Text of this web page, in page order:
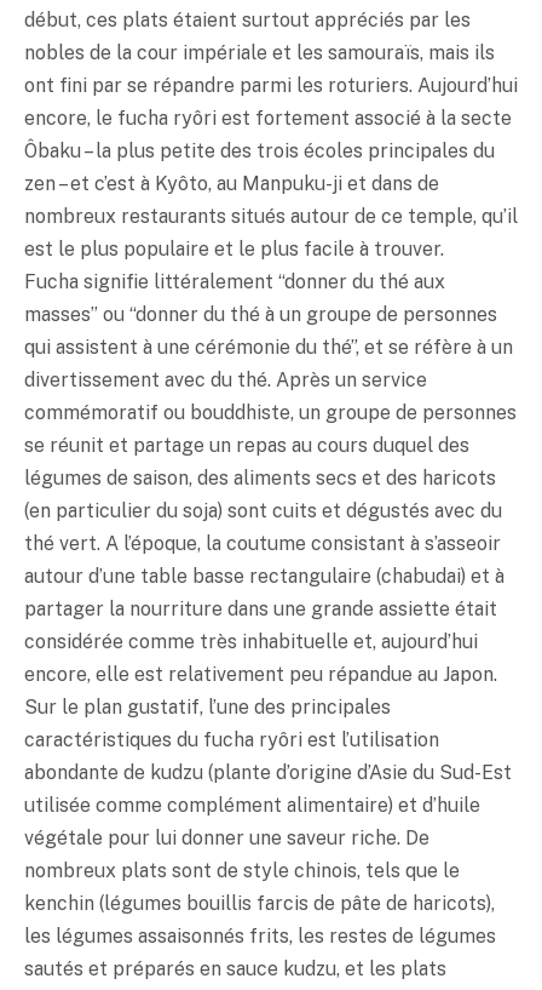
début, ces plats étaient surtout appréciés par les
nobles de la cour impériale et les samouraïs, mais ils
ont fini par se répandre parmi les roturiers. Aujourd’hui
encore, le fucha ryôri est fortement associé à la secte
Ôbaku – la plus petite des trois écoles principales du
zen – et c’est à Kyôto, au Manpuku-ji et dans de
nombreux restaurants situés autour de ce temple, qu’il
est le plus populaire et le plus facile à trouver.
Fucha signifie littéralement “donner du thé aux
masses” ou “donner du thé à un groupe de personnes
qui assistent à une cérémonie du thé”, et se réfère à un
divertissement avec du thé. Après un service
commémoratif ou bouddhiste, un groupe de personnes
se réunit et partage un repas au cours duquel des
légumes de saison, des aliments secs et des haricots
(en particulier du soja) sont cuits et dégustés avec du
thé vert. A l’époque, la coutume consistant à s’asseoir
autour d’une table basse rectangulaire (chabudai) et à
partager la nourriture dans une grande assiette était
considérée comme très inhabituelle et, aujourd’hui
encore, elle est relativement peu répandue au Japon.
Sur le plan gustatif, l’une des principales
caractéristiques du fucha ryôri est l’utilisation
abondante de kudzu (plante d’origine d’Asie du Sud-Est
utilisée comme complément alimentaire) et d’huile
végétale pour lui donner une saveur riche. De
nombreux plats sont de style chinois, tels que le
kenchin (légumes bouillis farcis de pâte de haricots),
les légumes assaisonnés frits, les restes de légumes
sautés et préparés en sauce kudzu, et les plats